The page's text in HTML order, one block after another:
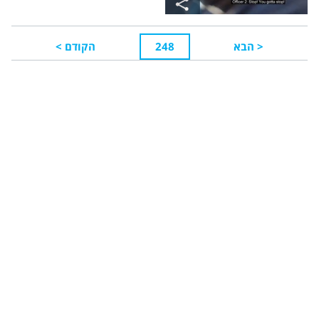
< הבא 248 הקודם >